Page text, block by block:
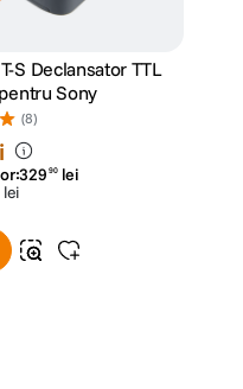
S Declansator TTL
pentru Sony
(8)
329 90 lei
lei